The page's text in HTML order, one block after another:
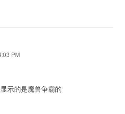
PM
示的是魔兽争霸的